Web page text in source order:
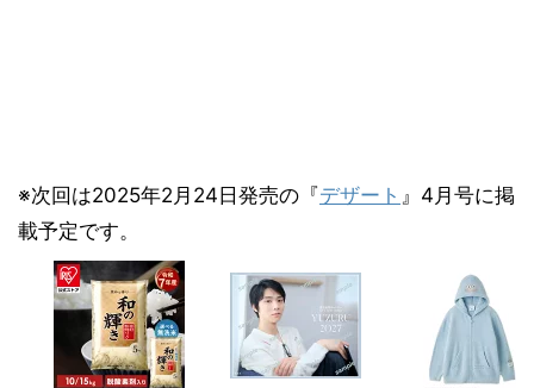
※次回は2025年2月24日発売の『デザート 』4月号に掲
載予定です。